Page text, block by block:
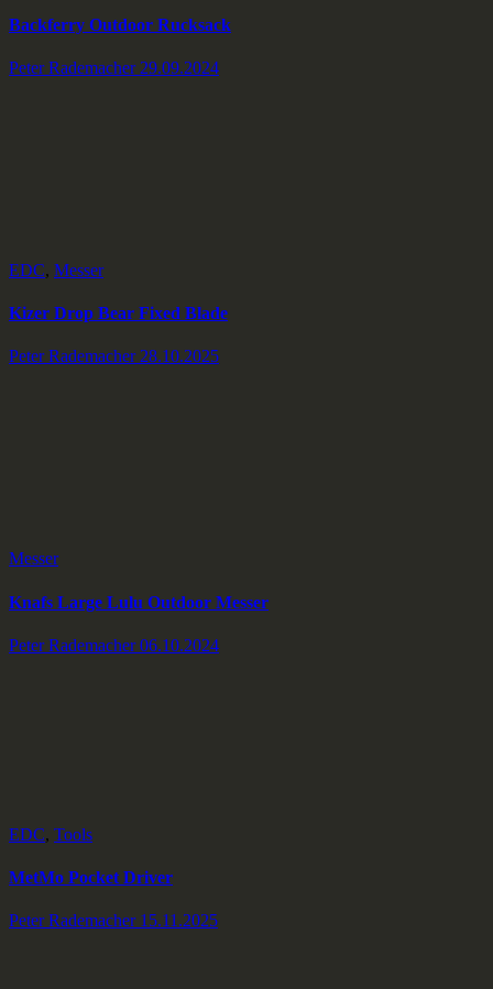
Backferry Outdoor Rucksack
Peter Rademacher 29.09.2024
EDC, Messer
Kizer Drop Bear Fixed Blade
Peter Rademacher 28.10.2025
Messer
Knafs Large Lulu Outdoor Messer
Peter Rademacher 06.10.2024
EDC, Tools
MetMo Pocket Driver
Peter Rademacher 15.11.2025